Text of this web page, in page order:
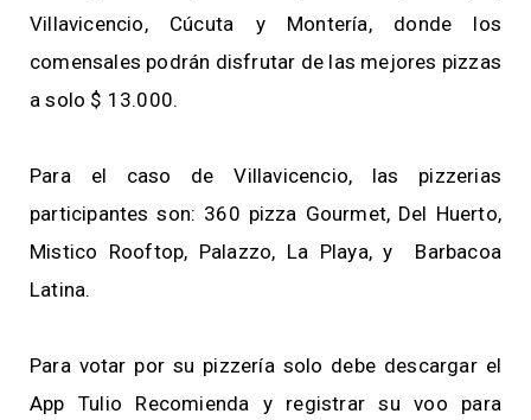
Villavicencio, Cúcuta y Montería, donde los
comensales podrán disfrutar de las mejores pizzas
a solo $ 13.000.
Para el caso de Villavicencio, las pizzerias
participantes son: 360 pizza Gourmet, Del Huerto,
Mistico Rooftop, Palazzo, La Playa, y Barbacoa
Latina.
Para votar por su pizzería solo debe descargar el
App Tulio Recomienda y registrar su voo para